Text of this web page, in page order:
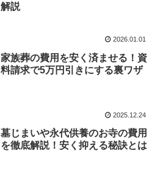
解説
2026.01.01
家族葬の費用を安く済ませる！資
料請求で5万円引きにする裏ワザ
2025.12.24
墓じまいや永代供養のお寺の費用
を徹底解説！安く抑える秘訣とは